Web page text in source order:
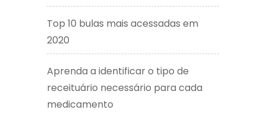
Top 10 bulas mais acessadas em
2020
Aprenda a identificar o tipo de
receituário necessário para cada
medicamento